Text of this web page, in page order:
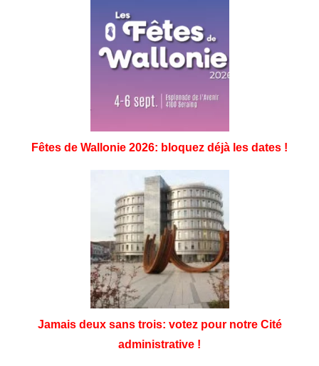
Fêtes de Wallonie 2026: bloquez déjà les dates !
Jamais deux sans trois: votez pour notre Cité
administrative !